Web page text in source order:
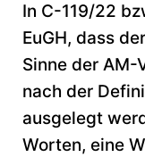
In C-119/22
EuGH, dass
Sinne der AM-
nach der
ausgelegt
Worten, eine